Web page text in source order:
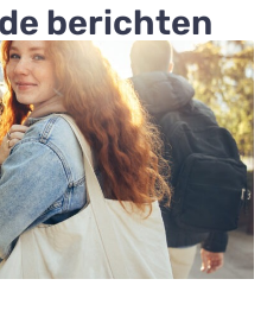
berichten